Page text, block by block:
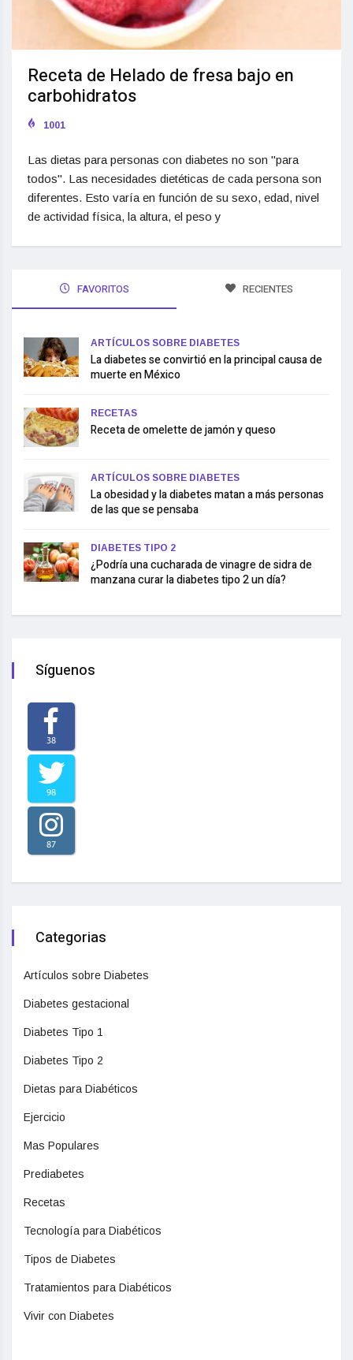
Receta de Helado de fresa bajo en
carbohidratos
1001
Las dietas para personas con diabetes no son "para
todos". Las necesidades dietéticas de cada persona son
diferentes. Esto varía en función de su sexo, edad, nivel
de actividad física, la altura, el peso y
FAVORITOS RECIENTES
ARTÍCULOS SOBRE DIABETES
La diabetes se convirtió en la principal causa de
muerte en México
RECETAS
Receta de omelette de jamón y queso
ARTÍCULOS SOBRE DIABETES
La obesidad y la diabetes matan a más personas
de las que se pensaba
DIABETES TIPO 2
¿Podría una cucharada de vinagre de sidra de
manzana curar la diabetes tipo 2 un día?
Síguenos
38
98
87
Categorias
Artículos sobre Diabetes
Diabetes gestacional
Diabetes Tipo 1
Diabetes Tipo 2
Dietas para Diabéticos
Ejercicio
Mas Populares
Prediabetes
Recetas
Tecnología para Diabéticos
Tipos de Diabetes
Tratamientos para Diabéticos
Vivir con Diabetes